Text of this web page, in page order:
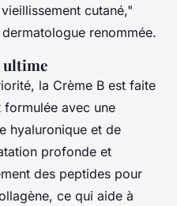
cutané,"
renommée.
ultime
la Crème B est faite
avec une
hyaluronique et de
profonde et
des peptides pour
ce qui aide à